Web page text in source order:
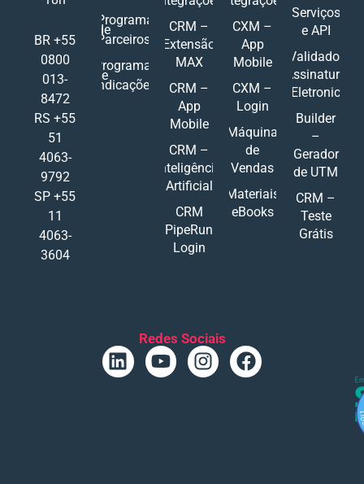
BR +55
0800
013-
8472
RS +55
51
4063-
9792
SP +55
11
4063-
3604
Programa
de
Parceiros
Programa
de
Indicações
CRM –
Extensão
MAX
CRM –
App
Mobile
CRM –
Inteligência
Artificial
CRM
PipeRun
Login
CXM –
App
Mobile
CXM –
Login
Máquina
de
Vendas
Materiais
eBooks
Serviços
e API
Validador
Assinatura
Eletronic
Builder
–
Gerador
de UTM
CRM –
Teste
Grátis
Redes Sociais